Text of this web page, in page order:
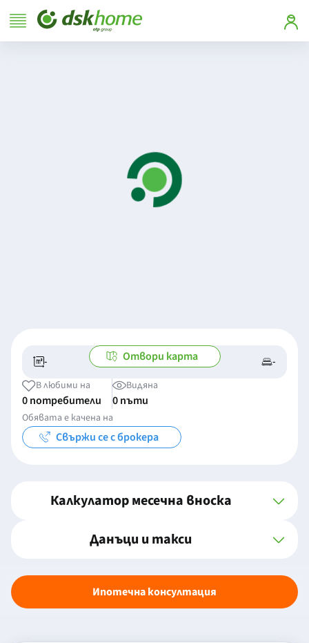
- -/- -
Отвори карта
В любими на
0 потребители
Видяна
0 пъти
Обявата е качена на
Свържи се с брокера
Калкулатор месечна вноска
Данъци и такси
Ипотечна консултация